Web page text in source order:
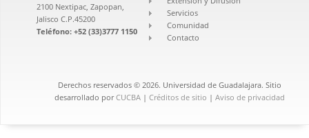
2100 Nextipac, Zapopan,
Jalisco C.P.45200
Teléfono: +52 (33)3777 1150
Servicios
Comunidad
Contacto
Derechos reservados © 2026. Universidad de Guadalajara. Sitio
desarrollado porCUCBA | Créditos de sitio | Aviso de privacidad